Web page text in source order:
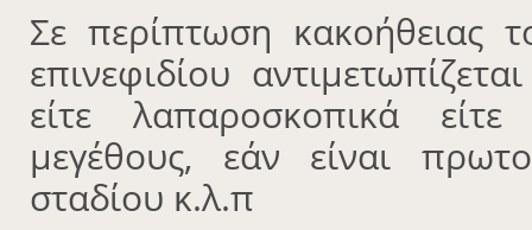
Σε περίπτωση κακοήθειας
επινεφιδίου
είτε λαπαροσκοπικά
μεγέθους, εάν είναι
σταδίου κ.λ.π